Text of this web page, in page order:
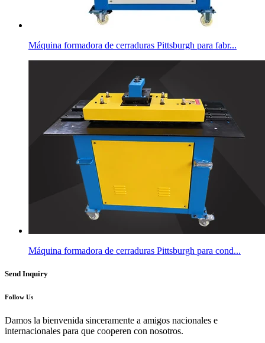
Máquina formadora de cerraduras Pittsburgh para fabr...
Máquina formadora de cerraduras Pittsburgh para cond...
Send Inquiry
Follow Us
Damos la bienvenida sinceramente a amigos nacionales e
internacionales para que cooperen con nosotros.